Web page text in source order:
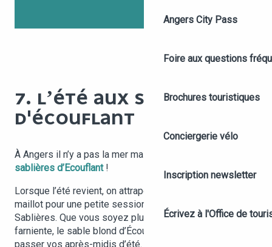
Angers City Pass
Foire aux questions
Brochures touristiques
Conciergerie vélo
Inscription newsletter
Écrivez à l'Office de
7. L’ÉTÉ AUX SABLIÈRES
D'ÉCOUFLANT
À Angers il n’y a pas la mer mais il y a mieux : les
sablières d’Ecouflant!
Lorsque l’été revient, on attrape sa serviette et son
maillot pour une petite session baignade, au Parc des
Sablières. Que vous soyez plutôt nage ou plutôt
farniente, le sable blond d’Écouflant vous attend pour
passer vos après-midis d’été.